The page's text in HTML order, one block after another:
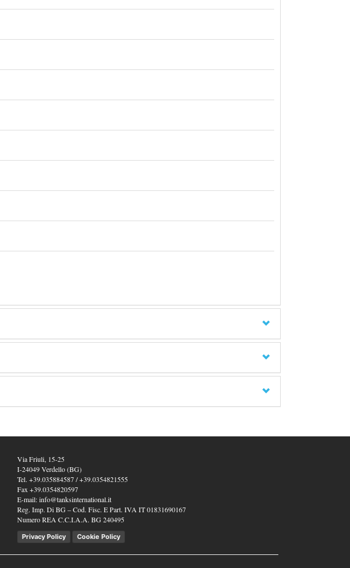
Via Friuli, 15-25
I-24049 Verdello (BG)
Tel. +39.035884587/+39.0354821555
Fax +39.0354820597
E-mail:info@tanksinternational.it
Reg. Imp. Di BG – Cod. Fisc. E Part. IVA IT 01831690167
Numero REA C.C.I.A.A. BG 240495
Privacy Policy Cookie Policy